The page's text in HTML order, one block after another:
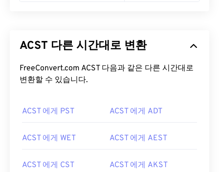
ACST 다른 시간대로 변환
FreeConvert.com ACST 다음과 같은 다른 시간대로
변환할 수 있습니다.
ACST 에게 PST ACST 에게 ADT
ACST 에게 WET ACST 에게 AEST
ACST 에게 CST ACST 에게 AKST